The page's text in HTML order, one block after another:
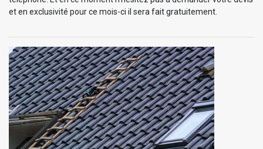
et en exclusivité pour ce mois-ci il sera fait gratuitement.